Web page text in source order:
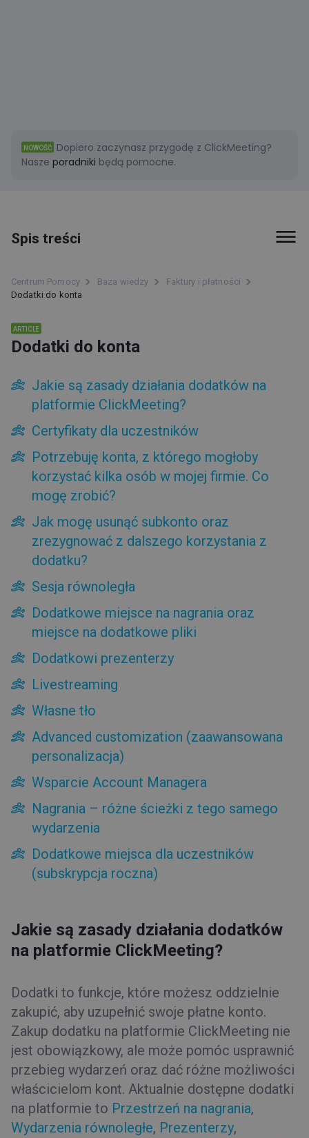
NOWOŚĆ
Dopiero zaczynasz przygodę z ClickMeeting?
Nasze poradniki będą pomocne.
Spis treści
Funkcje
Pokój wydarzenia
Pierwsze kroki
Faktury i płatności
Dodatki do konta
Jakie są zasady działania dodatków na platformie
ClickMeeting?
Certyfikaty dla uczestników
Potrzebuję konta, z którego mogłoby korzystać kilka osób
w mojej firmie. Co mogę zrobić?
Jak mogę usunąć subkonto oraz zrezygnować z dalszego
korzystania z dodatku?
Sesja równoległa
Dodatkowe miejsce na nagrania oraz miejsce na
dodatkowe pliki
Dodatkowi prezenterzy
Własne tło
Advanced customization (zaawansowana personalizacja)
Nagrania – różne ścieżki z tego samego wydarzenia
Dodatkowe miejsca dla uczestników (subskrypcja roczna)
Płatności
Anulowanie konta
Zmniejszenie planu
Centrum Pomocy Baza wiedzy
Faktury i płatności
Dodatki do konta
ARTICLE
Dodatki do konta
Jakie są zasady działania dodatków na
platformie ClickMeeting?
Certyfikaty dla uczestników
Potrzebuję konta, z którego mogłoby
korzystać kilka osób w mojej firmie. Co
mogę zrobić?
Jak mogę usunąć subkonto oraz
zrezygnować z dalszego korzystania z
dodatku?
Sesja równoległa
Dodatkowe miejsce na nagrania oraz
miejsce na dodatkowe pliki
Dodatkowi prezenterzy
Livestreaming
Własne tło
Advanced customization (zaawansowana
personalizacja)
Wsparcie Account Managera
Nagrania – różne ścieżki z tego samego
wydarzenia
Dodatkowe miejsca dla uczestników
(subskrypcja roczna)
Jakie są zasady działania dodatków
na platformie ClickMeeting?
Dodatki to funkcje, które możesz oddzielnie
zakupić, aby uzupełnić swoje płatne konto.
Zakup dodatku na platformie ClickMeeting nie
jest obowiązkowy, ale może pomóc usprawnić
przebieg wydarzeń oraz dać różne możliwości
właścicielom kont. Aktualnie dostępne dodatki
na platformie to Przestrzeń na nagrania,
Wydarzenia równoległe, Prezenterzy,